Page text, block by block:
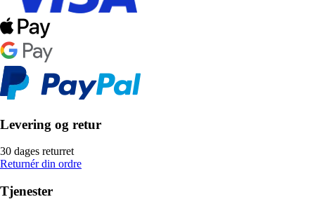
Levering og retur
30 dages returret
Returnér din ordre
Tjenester